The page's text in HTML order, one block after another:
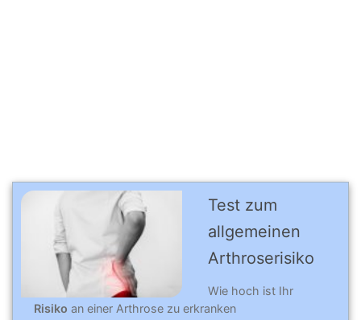
Test zum
allgemeinen
Arthro­se­risi­ko
Wie hoch ist Ihr
Risiko an einer Arthrose zu erkranken